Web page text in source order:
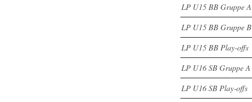
LP U15 BB Gruppe A
LP U15 BB Gruppe B
LP U15 BB Play-offs
LP U16 SB Gruppe A
LP U16 SB Play-offs